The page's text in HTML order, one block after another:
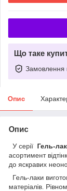
Що таке
Замовлення
Опис
Опис
У серії Гель-
асортимент
до яскравих
Гель-лаки
матеріалів.